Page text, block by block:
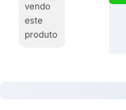
vendo
este
produto